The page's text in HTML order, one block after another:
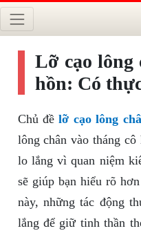
Lỡ cạo lông
hồn: Có
Chủ đềlỡ cạo lông
lông chân vào tháng
lo lắng vì quan niệm
sẽ giúp bạn hiểu rõ
này, những tác động
lắng để giữ tinh thần